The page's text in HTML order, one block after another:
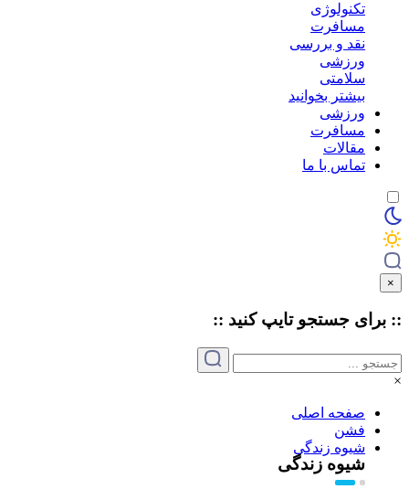
تکنولوژی
مسافرت
نقد و بررسی
ورزشی
سلامتی
بیشتر بخوانید
ورزشی
مسافرت
مقالات
تماس با ما
×
:: برای جستجو تایپکنید ::
×
صفحه اصلی
فشن
شیوه زندگی
شیوه زندگی